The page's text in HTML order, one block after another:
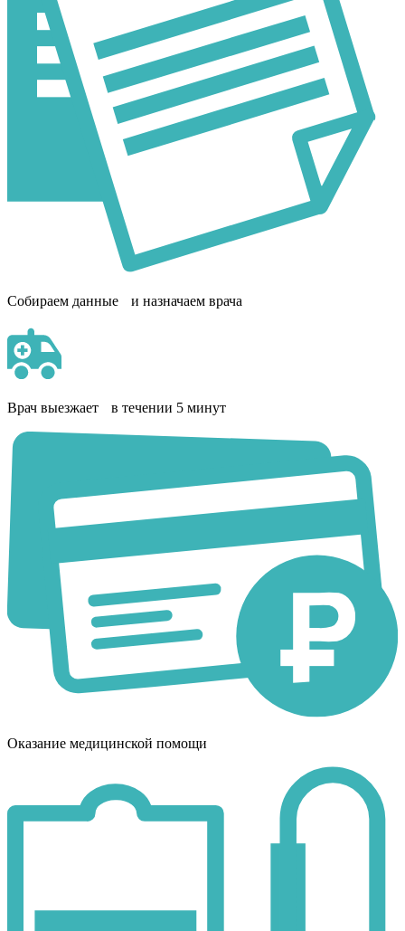
Собираем данные и назначаем врача
Врач выезжает в течении 5 минут
Оказание медицинской помощи